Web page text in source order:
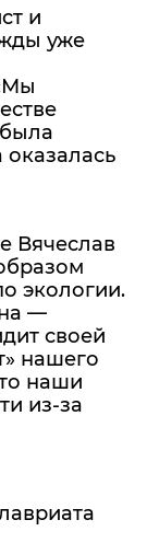
и
уже
оказалась
Вячеслав
экологии.
—
своей
нашего
наши
из-за